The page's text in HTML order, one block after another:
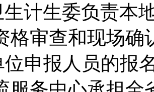
计生委负责本
格审查和现场确
申报人员的报